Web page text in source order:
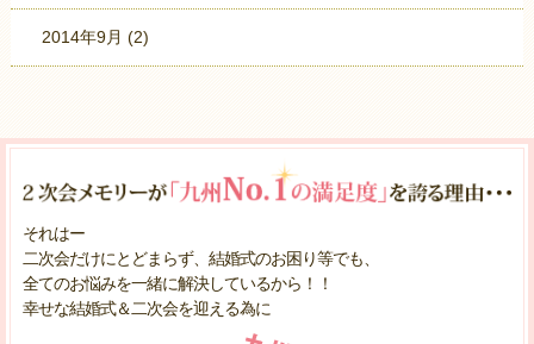
2014年9月 (2)
それはー
二次会だけにとどまらず、結婚式のお困り等でも、
全てのお悩みを一緒に解決しているから！！
幸せな結婚式＆二次会を迎える為に